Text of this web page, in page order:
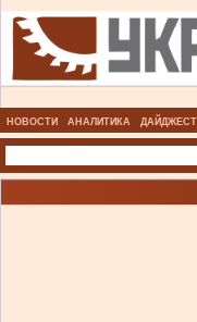
НОВОСТИ АНАЛИТИКА ДАЙДЖЕСТ